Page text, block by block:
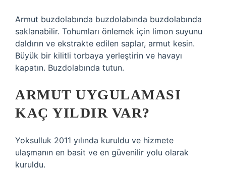
Armut buzdolabında buzdolabında buzdolabında
saklanabilir. Tohumları önlemek için limon suyunu
daldırın ve ekstrakte edilen saplar, armut kesin.
Büyük bir kilitli torbaya yerleştirin ve havayı
kapatın. Buzdolabında tutun.
ARMUT UYGULAMASI
KAÇ YILDIR VAR?
Yoksulluk 2011 yılında kuruldu ve hizmete
ulaşmanın en basit ve en güvenilir yolu olarak
kuruldu.